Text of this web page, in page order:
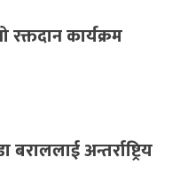
रक्तदान कार्यक्रम
बराललाई अन्तर्राष्ट्रिय